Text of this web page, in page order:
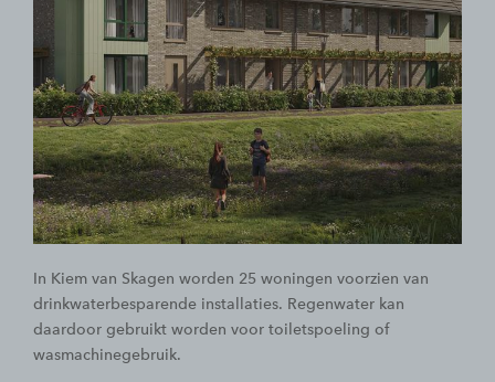
In Kiem van Skagen worden 25 woningen voorzien van
drinkwaterbesparende installaties. Regenwater kan
daardoor gebruikt worden voor toiletspoeling of
wasmachinegebruik.